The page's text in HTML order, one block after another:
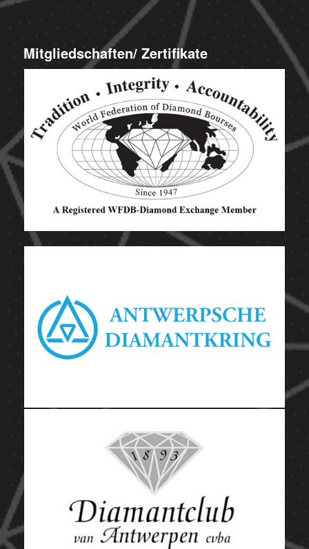
Mitgliedschaften/ Zertifikate